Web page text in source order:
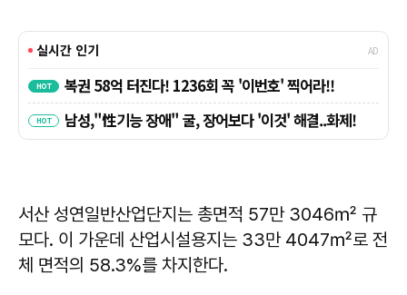
서산 성연일반산업단지는 총면적 57만 3046㎡ 규
모다. 이 가운데 산업시설용지는 33만 4047㎡로 전
체 면적의 58.3%를 차지한다.